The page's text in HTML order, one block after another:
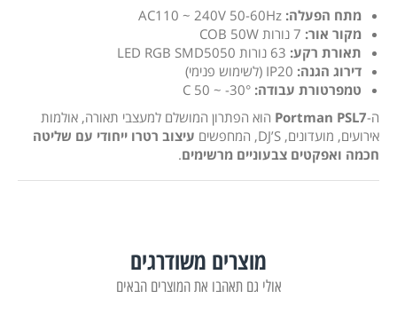
מתח הפעלה:
מקור אור:
תאורת רקע:
דירוג הגנה:
טמפרטורת עבודה: °C 50 ~ -30
ה-Portman PSL7 הוא הפתרון המושלם למעצבי תאורה, אולמות
אירועים, מועדונים, DJ’S, המחפשים
עיצוב רטרו ייחודי עם שליטה
חכמה ואפקטים צבעוניים מרשימים.
מוצרים משודרגים
אולי גם תאהבו את המוצרים הבאים